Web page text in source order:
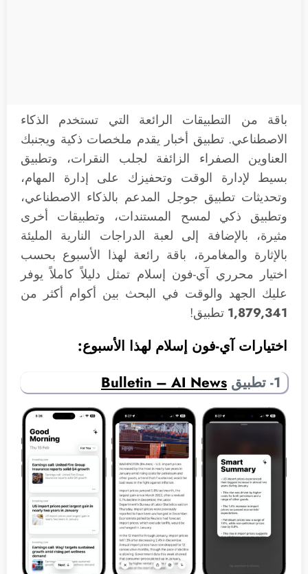
باقة من التطبيقات الرائعة التي تستخدم الذكاء
الاصطناعي. تطبيق أخبار يقدم ملخصات ذكية ويجنبك
العناوين الصفراء الزائفة لجلب النقرات، وتطبيق
بسيط لإدارة الوقت وتحفيزك على إدارة المهام،
وتحديثات تطبيق جوجل المدعم بالذكاء الاصطناعي،
وتطبيق ذكي لمسح المستندات، وتطبيقات أخرى
مثيرة، بالإضافة إلى لعبة الدراجات النارية المليئة
بالإثارة والمغامرة، باقة رائعة لهذا الأسبوع بحسب
اختيار محرري آي-فون إسلام تمثل دليلاً كاملاً يوفر
عليك الجهد والوقت في البحث بين أكوام أكثر من
1,879,341 تطبيق!
اختيارات آي-فون إسلام لهذا الأسبوع:
1- تطبيق
Bulletin – AI News